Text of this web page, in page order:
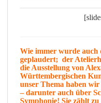
Wie immer wurde auch
geplaudert; der
die Ausstellung von
Württembergischen
unser Thema haben
– darunter auch über
Symphonie! Sie zählt zu